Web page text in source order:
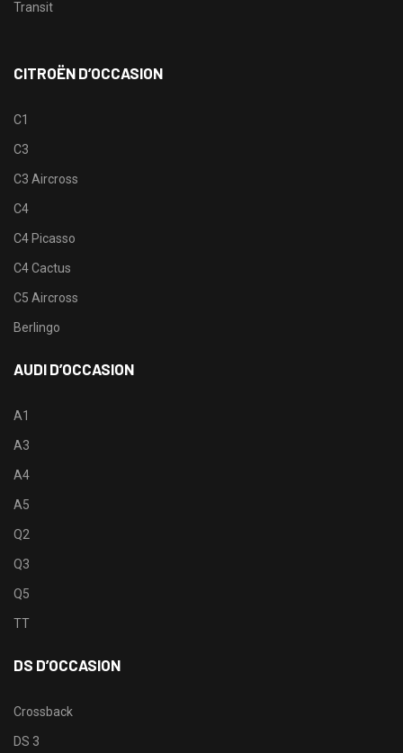
Transit
CITROËN D’OCCASION
C1
C3
C3 Aircross
C4
C4 Picasso
C4 Cactus
C5 Aircross
Berlingo
AUDI D’OCCASION
A1
A3
A4
A5
Q2
Q3
Q5
TT
DS D’OCCASION
Crossback
DS 3